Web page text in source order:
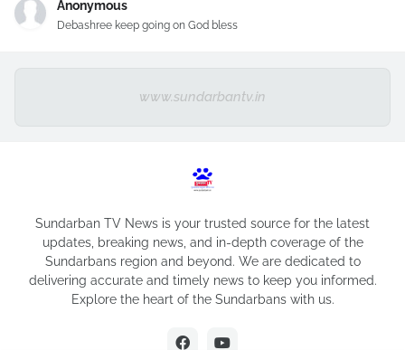
Anonymous
Debashree keep going on God bless
www.sundarbantv.in
Sundarban TV News is your trusted source for the latest
updates, breaking news, and in-depth coverage of the
Sundarbans region and beyond. We are dedicated to
delivering accurate and timely news to keep you informed.
Explore the heart of the Sundarbans with us.